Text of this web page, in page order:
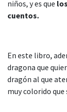
niños, y es que
cuentos.
En este libro,
dragona que
dragón al que
muy colorido que